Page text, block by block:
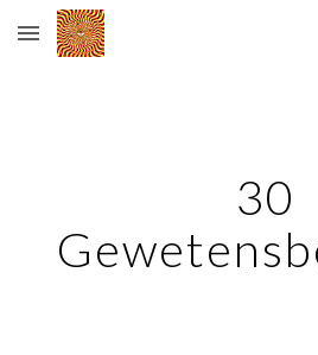
Skip to main content
30